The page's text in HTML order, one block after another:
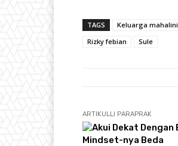
TAGS Keluarga mahalini
Rizky febian
Sule
ARTIKULLI PARAPRAK